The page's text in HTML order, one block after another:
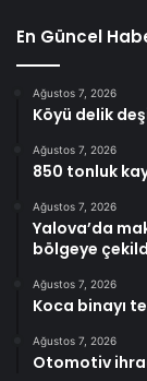
En Güncel
Ağustos 7, 2026
Köyü delik
Ağustos 7, 2026
850 tonluk
Ağustos 7, 2026
Yalova’da
bölgeye
Ağustos 7, 2026
Koca binayı
Ağustos 7, 2026
Otomotiv